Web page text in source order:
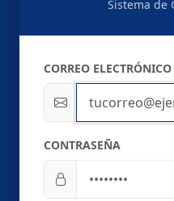
Sistema de
CORREO ELECTRÓNICO
CONTRASEÑA